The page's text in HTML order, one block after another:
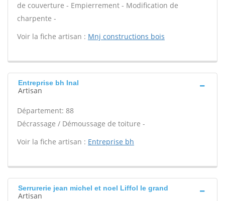
de couverture - Empierrement - Modification de
charpente -
Voir la fiche artisan : Mnj constructions bois
Entreprise bh Inal
Artisan
Département: 88
Décrassage / Démoussage de toiture -
Voir la fiche artisan : Entreprise bh
Serrurerie jean michel et noel Liffol le grand
Artisan